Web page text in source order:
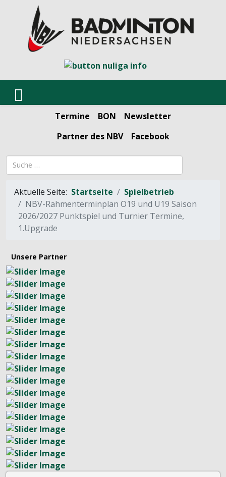
Termine BON
Newsletter
Partner des NBV
Facebook
Suchbegriff
Aktuelle Seite: Startseite
Spielbetrieb
NBV-Rahmenterminplan O19 und U19 Saison
2026/2027 Punktspiel und Turnier Termine,
1.Upgrade
Unsere Partner